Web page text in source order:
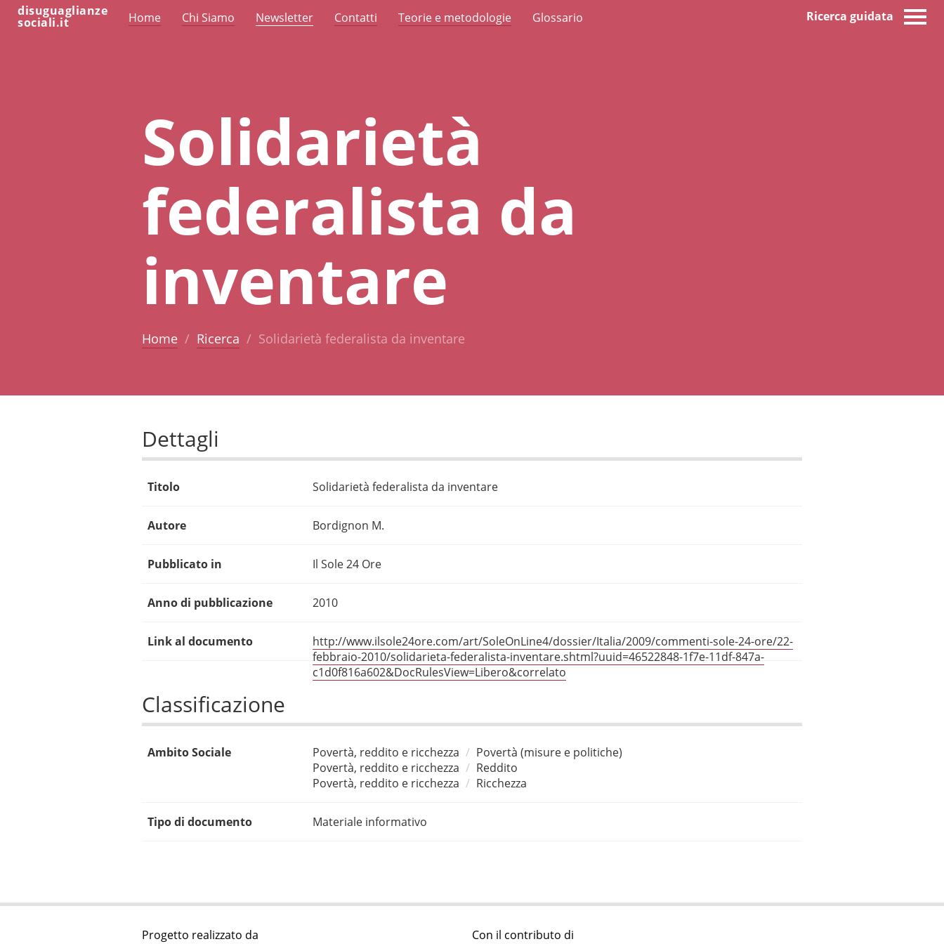
disuguaglianze
sociali.it Home Chi Siamo Newsletter Contatti Teorie e metodologie Glossario Ricerca guidata
Solidarietà
federalista da
inventare
Home Ricerca Solidarietà federalista da inventare
Dettagli
Titolo Solidarietà federalista da inventare
Autore Bordignon M.
Pubblicato in Il Sole 24 Ore
Anno di pubblicazione 2010
Link al documento
http://www.ilsole24ore.com/art/SoleOnLine4/dossier/Italia/2009/commenti-sole-24-ore/22-
febbraio-2010/solidarieta-federalista-inventare.shtml?uuid=46522848-1f7e-11df-847a-
c1d0f816a602&DocRulesView=Libero&correlato
Classificazione
Ambito Sociale Povertà, reddito e ricchezza
Povertà (misure e politiche)
Povertà, reddito e ricchezza
Reddito
Povertà, reddito e ricchezza
Ricchezza
Tipo di documento Materiale informativo
Progetto realizzato da Con il contributo di